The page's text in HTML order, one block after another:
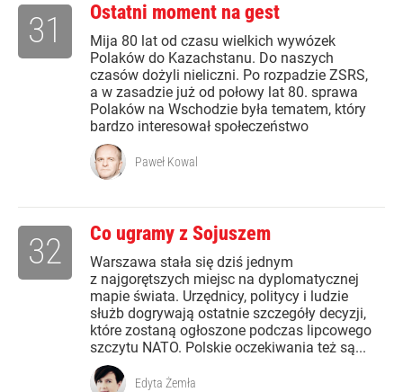
Ostatni moment na gest
Mija 80 lat od czasu wielkich wywózek
Polaków do Kazachstanu. Do naszych
czasów dożyli nieliczni. Po rozpadzie ZSRS,
a w zasadzie już od połowy lat 80. sprawa
Polaków na Wschodzie była tematem, który
bardzo interesował społeczeństwo
31
Paweł Kowal
Co ugramy z Sojuszem
Warszawa stała się dziś jednym
z najgorętszych miejsc na dyplomatycznej
mapie świata. Urzędnicy, politycy i ludzie
służb dogrywają ostatnie szczegóły decyzji,
które zostaną ogłoszone podczas lipcowego
szczytu NATO. Polskie oczekiwania też są...
32
Edyta Żemła